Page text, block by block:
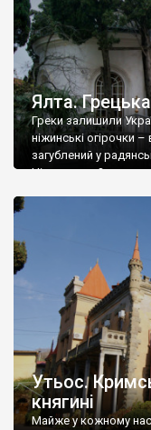
Ялта.
Греки залишили
ніжинські огірочки
загублений у
Ніжин греки?
Утьос.
княгині
Майже у кожному